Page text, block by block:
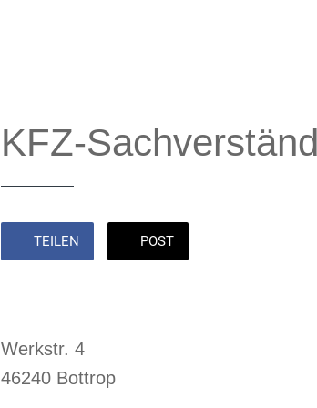
KFZ-
TEILEN POST
Werkstr. 4
46240 Bottrop